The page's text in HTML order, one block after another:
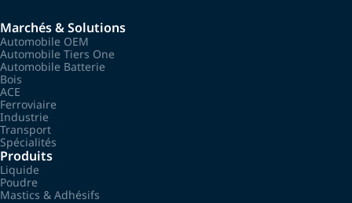
Marchés & Solutions
Automobile OEM
Automobile Tiers One
Automobile Batterie
Bois
ACE
Ferroviaire
Industrie
Transport
Spécialités
Produits
Liquide
Poudre
Mastics & Adhésifs